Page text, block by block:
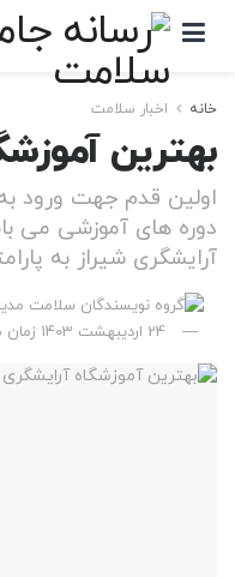
خانه اخبار سلامت
بهترین
اولین قدم جهت ورود به
دوره های آموزشی می
آرایشگری شیراز به
24 اردیبهشت 1403
زمان